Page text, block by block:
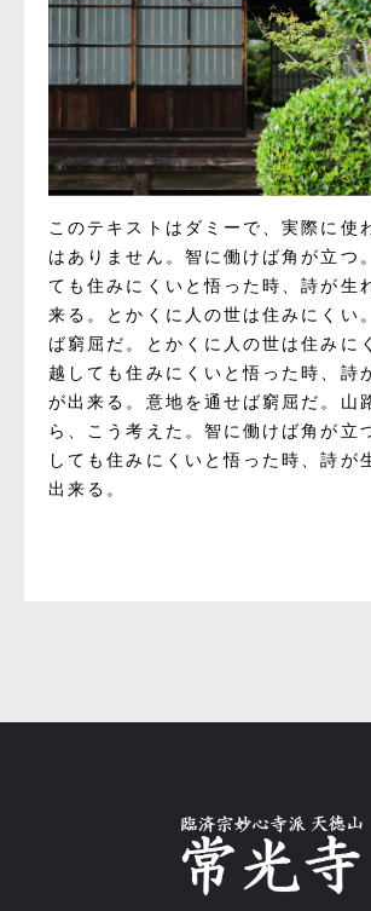
このテキストはダミーで、実際に使
はありません。智に働けば角が立つ
ても住みにくいと悟った時、詩が生
来る。とかくに人の世は住みにくい
ば窮屈だ。とかくに人の世は住みに
越しても住みにくいと悟った時、詩
が出来る。意地を通せば窮屈だ。山
ら、こう考えた。智に働けば角が立
しても住みにくいと悟った時、詩が
出来る。